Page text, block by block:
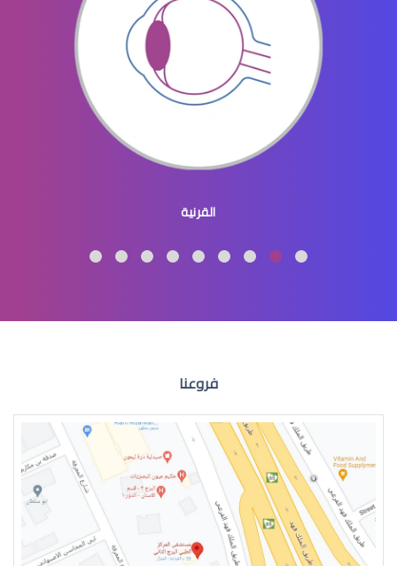
افضل دكتور عيون في النسيم
طبيب عيون اطفال
طبيب عيون اطفال في الرياض
القرنية
فروعنا